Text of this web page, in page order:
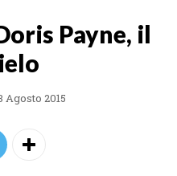
Payne, il
Agosto 2015